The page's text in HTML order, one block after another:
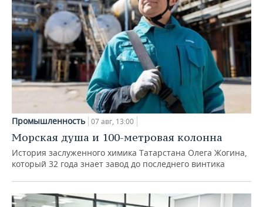
Промышленность 07 авг, 13:00
Морская душа и 100-метровая колонна
История заслуженного химика Татарстана Олега Жогина,
который 32 года знает завод до последнего винтика